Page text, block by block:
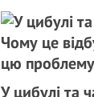
У цибулі та